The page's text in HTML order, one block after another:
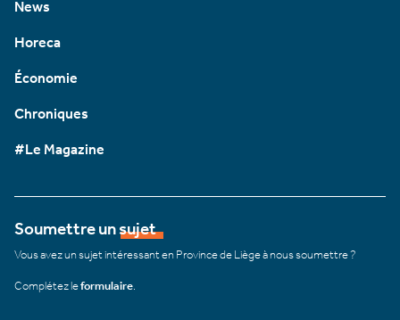
News
Horeca
Économie
Chroniques
#Le Magazine
Soumettre un sujet
Vous avez un sujet intéressant en Province de Liège à nous soumettre ?
Complétez leformulaire